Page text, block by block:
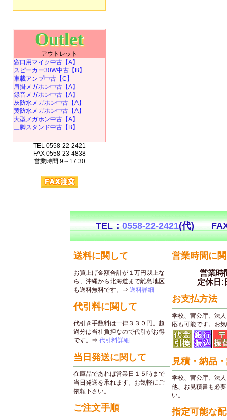
Outlet
アウトレット
窓口用マイク中古【A】
スピーカー30W中古【B】
車載アンプ中古【C】
肩掛メガホン中古【A】
録音メガホン中古【A】
灰防水メガホン中古【A】
黄防水メガホン中古【A】
大型メガホン中古【A】
三脚スタンド中古【B】
TEL 0558-22-2421
FAX 0558-23-4838
営業時間 9～17:30